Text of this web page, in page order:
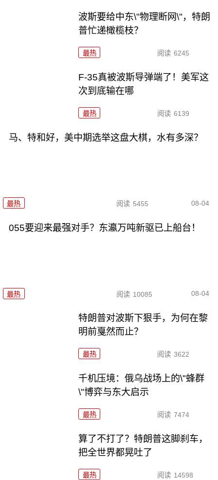
波斯要给中东\"物理断网\"，特朗
普忙递橄榄枝？
最热 阅读 6245
F-35真被波斯导弹端了！美军这
次到底输在哪
最热 阅读 6139
马、特和好，美中期选举这盘大棋，水有多深？
最热 阅读 5455 08-04
055要迎来最强对手？东瀛万吨新驱已上船台！
最热 阅读 10085 08-04
特朗普对波斯下狠手，为何在黎
明前戛然而止？
最热 阅读 3622
千机压境：俄乌战场上的\"蜂群
\"博弈与东大启示
最热 阅读 7474
算了不打了？特朗普这脚刹车，
把全世界都晃吐了
最热 阅读 14598